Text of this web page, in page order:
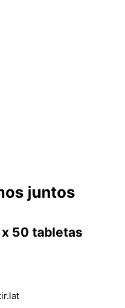
juntos
50 tabletas